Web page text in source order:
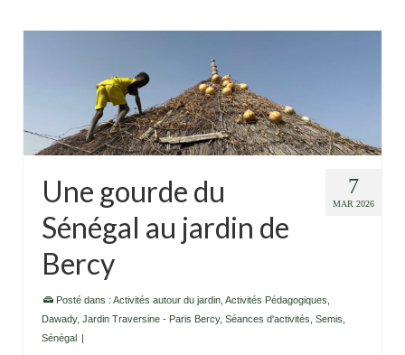
7
MAR 2026
Une gourde du
Sénégal au jardin de
Bercy
Posté dans : Activités autour du jardin, Activités Pédagogiques,
Dawady, Jardin Traversine - Paris Bercy, Séances d'activités, Semis,
Sénégal